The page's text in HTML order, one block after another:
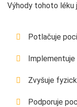
Výhody tohoto léku
Potlačuje
Zvyšuje
Podporuje